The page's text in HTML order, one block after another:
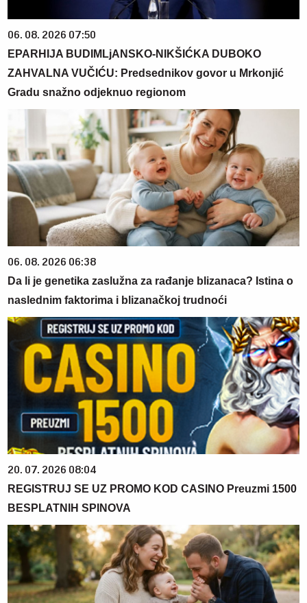
06. 08. 2026 07:50
EPARHIJA BUDIMLjANSKO-NIKŠIĆKA DUBOKO
ZAHVALNA VUČIĆU: Predsednikov govor u Mrkonjić
Gradu snažno odjeknuo regionom
06. 08. 2026 06:38
Da li je genetika zaslužna za rađanje blizanaca? Istina o
naslednim faktorima i blizanačkoj trudnoći
20. 07. 2026 08:04
REGISTRUJ SE UZ PROMO KOD CASINO Preuzmi 1500
BESPLATNIH SPINOVA